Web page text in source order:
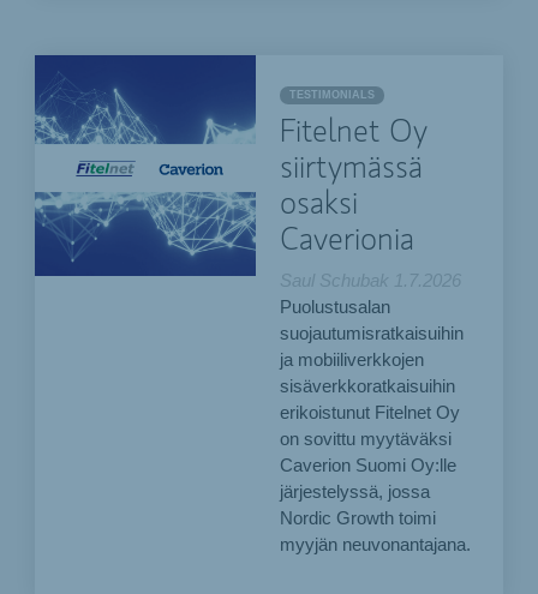
TESTIMONIALS
Fitelnet Oy
siirtymässä
osaksi
Caverionia
Saul Schubak
1.7.2026
Puolustusalan
suojautumisratkaisuihin
ja mobiiliverkkojen
sisäverkkoratkaisuihin
erikoistunut Fitelnet Oy
on sovittu myytäväksi
Caverion Suomi Oy:lle
järjestelyssä, jossa
Nordic Growth toimi
myyjän neuvonantajana.